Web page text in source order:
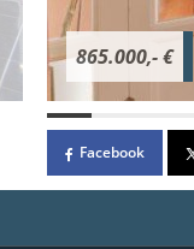
865.000,- €
Facebook